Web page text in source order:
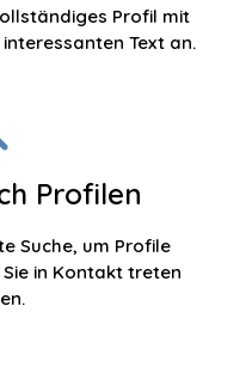
Profil mit
Text an.
Profilen
Suche, um Profile
in Kontakt treten